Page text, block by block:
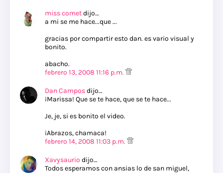
miss cometdijo…
a mi se me hace...que ...
gracias por compartir esto dan. es vario visual y
bonito.
abacho.
febrero 13, 2008 11:16 p.m.
Dan Camposdijo…
¡Marissa! Que se te hace, que se te hace...
Je, je, si es bonito el video.
¡Abrazos, chamaca!
febrero 14, 2008 11:03 p.m.
Xavysaurio dijo…
Todos esperamos con ansias lo de san miguel,